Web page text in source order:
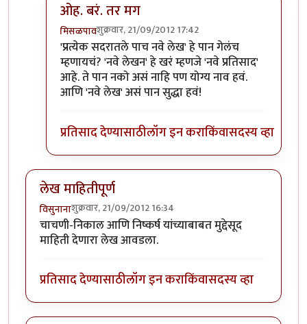
ओह. बरं. तर मग
मिसळपावशुक्रवार, 21/09/2012 17:42
In reply toनवे लेखनbyपैसा
'प्रत्येक सदरातले पाच नवे लेख' हे पान गेलंच
म्हणायचं? 'नवे लेखन' हे खरं म्हणजे 'नवे प्रतिसाद'
आहे. ते पान नको असं नाहि पण योग्य नाव हवं.
आणि 'नवे लेख' असं पान सुद्धा हवं!
प्रतिसाद देण्यासाठीलॉग इन कराकिंवासदस्य व्हा
लेख माहितीपूर्ण
विसुनानाशुक्रवार, 21/09/2012 16:34
चाचणी-निकाल आणि निष्कर्ष यांच्याबाबत मुद्देसूद
माहिती देणारा लेख आवडला.
प्रतिसाद देण्यासाठीलॉग इन कराकिंवासदस्य व्हा